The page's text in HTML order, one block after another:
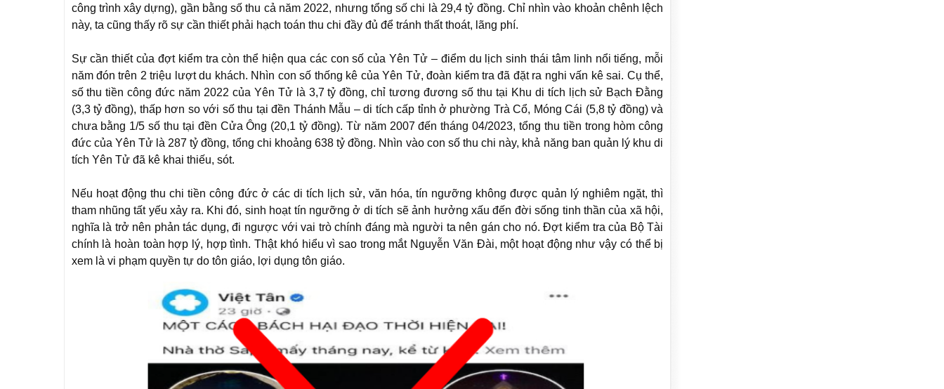
công trình xây dựng), gần bằng số thu cả năm 2022, nhưng tổng số chi là 29,4 tỷ đồng. Chỉ nhìn vào khoản chênh lệch
này, ta cũng thấy rõ sự cần thiết phải hạch toán thu chi đầy đủ để tránh thất thoát, lãng phí.
Sự cần thiết của đợt kiểm tra còn thể hiện qua các con số của Yên Tử – điểm du lịch sinh thái tâm linh nổi tiếng, mỗi
năm đón trên 2 triệu lượt du khách. Nhìn con số thống kê của Yên Tử, đoàn kiểm tra đã đặt ra nghi vấn kê sai. Cụ thể,
số thu tiền công đức năm 2022 của Yên Tử là 3,7 tỷ đồng, chỉ tương đương số thu tại Khu di tích lịch sử Bạch Đằng
(3,3 tỷ đồng), thấp hơn so với số thu tại đền Thánh Mẫu – di tích cấp tỉnh ở phường Trà Cổ, Móng Cái (5,8 tỷ đồng) và
chưa bằng 1/5 số thu tại đền Cửa Ông (20,1 tỷ đồng). Từ năm 2007 đến tháng 04/2023, tổng thu tiền trong hòm công
đức của Yên Tử là 287 tỷ đồng, tổng chi khoảng 638 tỷ đồng. Nhìn vào con số thu chi này, khả năng ban quản lý khu di
tích Yên Tử đã kê khai thiếu, sót.
Nếu hoạt động thu chi tiền công đức ở các di tích lịch sử, văn hóa, tín ngưỡng không được quản lý nghiêm ngặt, thì
tham nhũng tất yếu xảy ra. Khi đó, sinh hoạt tín ngưỡng ở di tích sẽ ảnh hưởng xấu đến đời sống tinh thần của xã hội,
nghĩa là trở nên phản tác dụng, đi ngược với vai trò chính đáng mà người ta nên gán cho nó. Đợt kiểm tra của Bộ Tài
chính là hoàn toàn hợp lý, hợp tình. Thật khó hiểu vì sao trong mắt Nguyễn Văn Đài, một hoạt động như vậy có thể bị
xem là vi phạm quyền tự do tôn giáo, lợi dụng tôn giáo.